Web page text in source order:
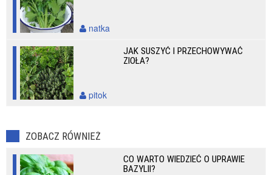
natka
JAK SUSZYĆ I PRZECHOWYWAĆ
ZIOŁA?
pitok
ZOBACZ RÓWNIEŻ
CO WARTO WIEDZIEĆ O UPRAWIE
BAZYLII?